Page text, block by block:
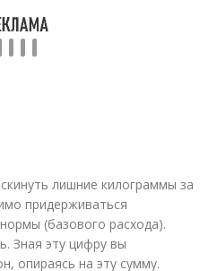
лишние килограммы за
придерживаться
(базового расхода).
Зная эту цифру вы
опираясь на эту сумму.